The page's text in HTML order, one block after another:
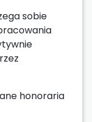
sobie
honoraria